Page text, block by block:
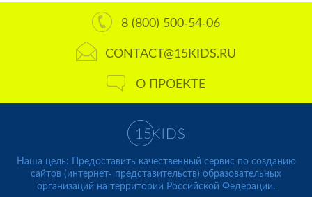
8 (800) 500-54-06
CONTACT@15KIDS.RU
О ПРОЕКТЕ
Наша цель: Предоставить качественный сервис по созданию
сайтов (интернет- представительств) образовательных
организаций на территории Российской Федерации.